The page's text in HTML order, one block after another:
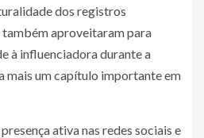
dos registros
aproveitaram para
à influenciadora durante a
mais um capítulo importante em
ativa nas redes sociais e